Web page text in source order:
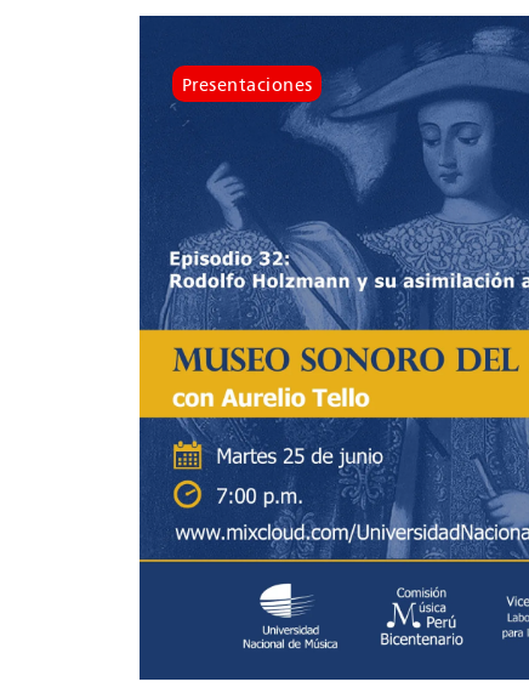
Presentaciones